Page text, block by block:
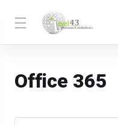
Office 365